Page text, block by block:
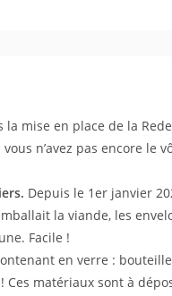
la mise en place de la
n’avez pas encore le
Depuis le 1er janvier
la viande, les
Facile !
en verre :
Ces matériaux sont à